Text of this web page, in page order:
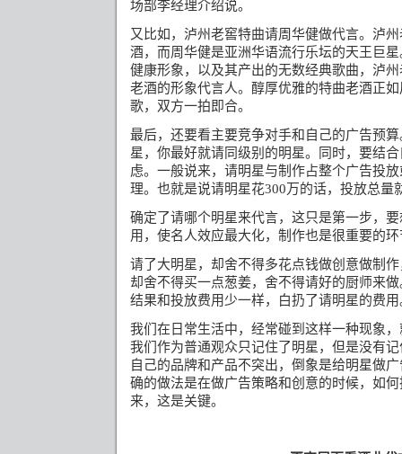
场部李经理介绍说。
又比如，泸州老窖特曲请周华健做代言。泸
酒，而周华健是亚洲华语流行乐坛的天王巨
健康形象，以及其产出的无数经典歌曲，泸
老酒的形象代言人。醇厚优雅的特曲老酒正
歌，双方一拍即合。
最后，还要看主要竞争对手和自己的广告预
星，你最好就请同级别的明星。同时，要结
虑。一般说来，请明星与制作占整个广告投
理。也就是说请明星花300万的话，投放总量
确定了请哪个明星来代言，这只是第一步，
用，使名人效应最大化，制作也是很重要的
请了大明星，却舍不得多花点钱做创意做制
却舍不得买一点葱姜，舍不得请好的厨师来
结果和投放费用少一样，白扔了请明星的费用
我们在日常生活中，经常碰到这样一种现象
我们作为普通观众只记住了明星，但是没有
自己的品牌和产品不突出，倒象是给明星做
确的做法是在做广告策略和创意的时候，如
来，这是关键。